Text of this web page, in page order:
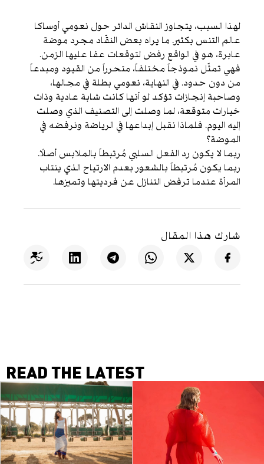
لهذا السبب، يتجاوز النقاش الدائر حول نعومي أوساكا
عالم التنس بكثير. ما يراه بعض النقّاد مجرد موضة
عابرة، هو في الواقع رفض لتوقعات عفا عليها الزمن.
فهي تمثّل نموذجاً مختلفاً، متحرراً من القيود ومبدعاً
من دون حدود. في النهاية، نعومي بطلة في مجالها،
وصاحبة إنجازات تؤكد لو أنها كانت شابة عادية وذات
خيارات متوقعة، لما وصلت إلى التصنيف الذي وصلت
إليه اليوم. فلماذا نقبل إبداعها في الرياضة ونرفضه في
الموضة؟
ربما لا يكون رد الفعل السلبي مُرتبطاً بالملابس أصلًا.
ربما يكون مُرتبطاً بالشعور بعدم الارتياح الذي ينتاب
المرأة عندما ترفض التنازل عن فرديتها وتميزها.
شارك هذا المقال
READ THE LATEST